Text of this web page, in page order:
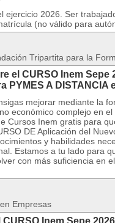
ejercicio 2026. Ser
(no válido para
Tripartita para la
el CURSO Inem
PYMES A DISTANCIA
mejorar mediante la
económico complejo en
Cursos Inem gratis para
DE Aplicación del
y habilidades
Estamos a tu lado para
con más suficiencia en
Empresas
Inem Sepe